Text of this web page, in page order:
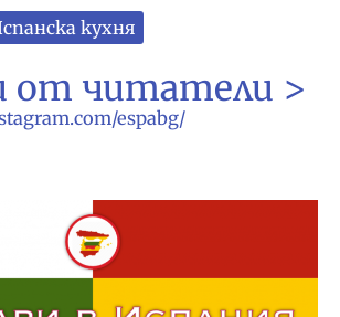
кухня
от читатели >
espabg/